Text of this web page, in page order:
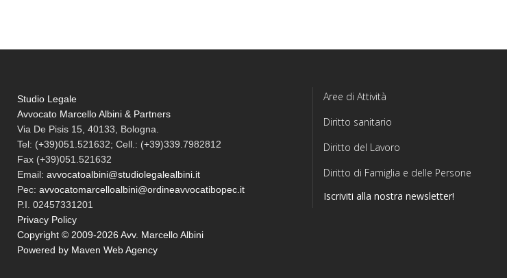
Studio Legale
Avvocato Marcello Albini & Partners
Via De Pisis 15, 40133, Bologna.
Tel: (+39)051.521632; Cell.: (+39)339.7982812
Fax (+39)051.521632
Email: avvocatoalbini@studiolegalealbini.it
Pec: avvocatomarcelloalbini@ordineavvocatibopec.it
P.I. 02457331201
Privacy Policy
Copyright © 2009-2026 Avv. Marcello Albini
Powered by Maven Web Agency
Aree di Attività
Diritto sanitario
Diritto del Lavoro
Diritto di Famiglia e delle Persone
Iscriviti alla nostra newsletter!